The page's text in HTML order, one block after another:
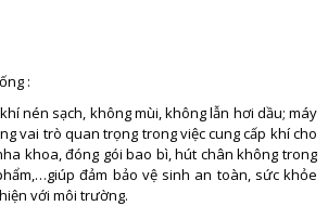
:
nén sạch, không mùi, không lẫn hơi dầu; máy
vai trò quan trọng trong việc cung cấp khí cho
khoa, đóng gói bao bì, hút chân không trong
đảm bảo vệ sinh an toàn, sức khỏe
với môi trường.